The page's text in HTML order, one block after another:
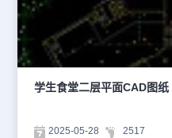
学生食堂二层平面CAD图纸
2025-05-28 2517